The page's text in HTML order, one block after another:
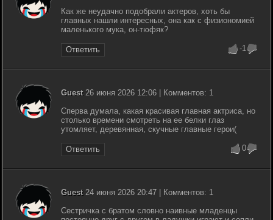
Как же неудачно подобрали актеров, хоть бы
главных нашли интересных, она как с физиономией
маленького мука, он-тюфяк?
Ответить -1
Guest26 июня 2026 12:06 | Комментов: 1
Сперва думала, какая красивая главная актриса, но
столько времени смотреть на ее белки глаз
утомляет, деревянная, скучные главные герои(
Ответить 0
Guest24 июня 2026 20:47 | Комментов: 1
Сестричка с братом словно наивные младенцы